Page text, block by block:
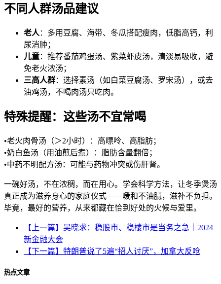
不同人群汤品建议
老人 ：多用豆腐、海带、冬瓜搭配瘦肉，低脂高钙，利
尿消肿；
儿童：推荐番茄鸡蛋汤、紫菜虾皮汤，清淡易吸收，避
免老火浓汤；
三高人群：选择素汤（如白菜豆腐汤、罗宋汤），或去
油鸡汤，不喝肉汤只吃肉。
特殊提醒：这些汤不宜常喝
•老火肉骨汤（＞2小时）：高嘌呤、高脂肪；
•奶白鱼汤（用油煎后煮）：脂肪含量翻倍；
•中药不明配方汤：可能与药物冲突或伤肝肾。
一碗好汤，不在浓稠，而在用心。学会科学方法，让冬季煲汤
真正成为滋养身心的家庭仪式——暖和不油腻，滋补不负担。
毕竟，最好的营养，从来都藏在恰到好处的火候与爱里。
【上一篇】吴晓求：稳股市、稳楼市是当务之急｜2024
新金融大会
【下一篇】特朗普说了5遍“招人讨厌”，加拿大反呛
热点文章